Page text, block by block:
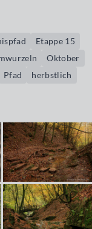
Etappe 15
Oktober
Pfad
herbstlich